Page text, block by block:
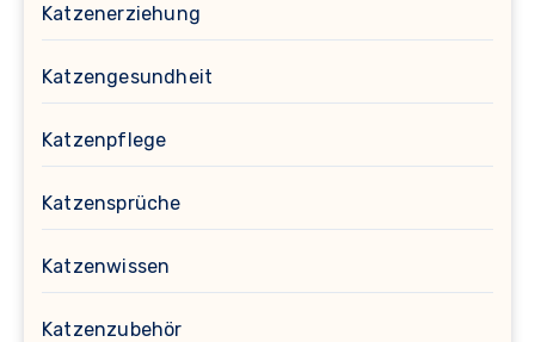
Katzenerziehung
Katzengesundheit
Katzenpflege
Katzensprüche
Katzenwissen
Katzenzubehör